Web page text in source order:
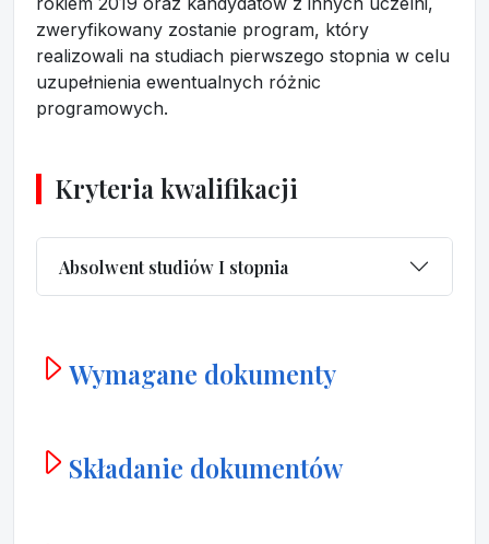
zweryfikowany zostanie program, który
realizowali na studiach pierwszego stopnia w celu
uzupełnienia ewentualnych różnic
programowych.
Kryteria kwalifikacji
Absolwent studiów I stopnia
Wymagane dokumenty
Składanie dokumentów